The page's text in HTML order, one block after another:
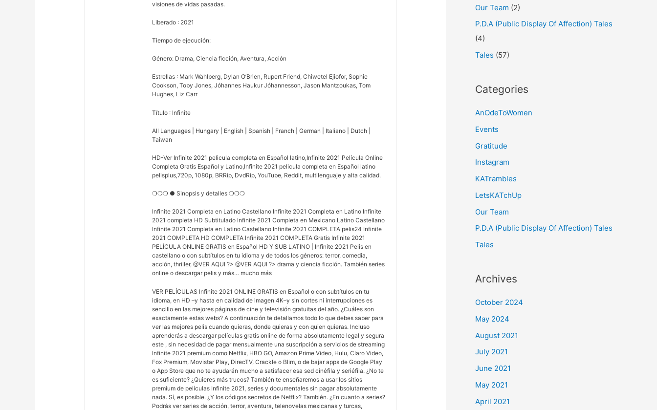
visiones de vidas pasadas.
Liberado : 2021
Tiempo de ejecución:
Género: Drama, Ciencia ficción, Aventura, Acción
Estrellas : Mark Wahlberg, Dylan O’Brien, Rupert Friend, Chiwetel Ejiofor, Sophie
Cookson, Toby Jones, Jóhannes Haukur Jóhannesson, Jason Mantzoukas, Tom
Hughes, Liz Carr
Título : Infinite
All Languages | Hungary | English | Spanish | Franch | German | Italiano | Dutch |
Taiwan
HD-Ver Infinite 2021 pelicula completa en Español latino,Infinite 2021 Película Online
Completa Gratis Español y Latino,Infinite 2021 pelicula completa en Español latino
pelisplus,720p, 1080p, BRRip, DvdRip, YouTube, Reddit, multilenguaje y alta calidad.
❍❍❍ ● Sinopsis y detalles ❍❍❍
Infinite 2021 Completa en Latino Castellano Infinite 2021 Completa en Latino Infinite
2021 completa HD Subtitulado Infinite 2021 Completa en Mexicano Latino Castellano
Infinite 2021 Completa en Latino Castellano Infinite 2021 COMPLETA pelis24 Infinite
2021 COMPLETA HD COMPLETA Infinite 2021 COMPLETA Gratis Infinite 2021
PELÍCULA ONLINE GRATIS en Español HD Y SUB LATINO | Infinite 2021 Pelis en
castellano o con subtítulos en tu idioma y de todos los géneros: terror, comedia,
acción, thriller, @VER AQUI ?> @VER AQUI ?> drama y ciencia ficción. También series
online o descargar pelis y más… mucho más
VER PELÍCULAS Infinite 2021 ONLINE GRATIS en Español o con subtítulos en tu
idioma, en HD –y hasta en calidad de imagen 4K–y sin cortes ni interrupciones es
sencillo en las mejores páginas de cine y televisión gratuitas del año. ¿Cuáles son
exactamente estas webs? A continuación te detallamos todo lo que debes saber para
ver las mejores pelis cuando quieras, donde quieras y con quien quieras. Incluso
aprenderás a descargar películas gratis online de forma absolutamente legal y segura
este , sin necesidad de pagar mensualmente una suscripción a servicios de streaming
Infinite 2021 premium como Netflix, HBO GO, Amazon Prime Video, Hulu, Claro Video,
Fox Premium, Movistar Play, DirecTV, Crackle o Blim, o de bajar apps de Google Play
o App Store que no te ayudarán mucho a satisfacer esa sed cinéfila y seriéfila. ¿No te
es suficiente? ¿Quieres más trucos? También te enseñaremos a usar los sitios
premium de películas Infinite 2021, series y documentales sin pagar absolutamente
nada. Sí, es posible. ¿Y los códigos secretos de Netflix? También. ¿En cuanto a series?
Podrás ver series de acción, terror, aventura, telenovelas mexicanas y turcas,
Our Team (2)
P.D.A (Public Display Of Affection) Tales
(4)
Tales (57)
Categories
AnOdeToWomen
Events
Gratitude
Instagram
KATrambles
LetsKATchUp
Our Team
P.D.A (Public Display Of Affection) Tales
Tales
Archives
October 2024
May 2024
August 2021
July 2021
June 2021
May 2021
April 2021